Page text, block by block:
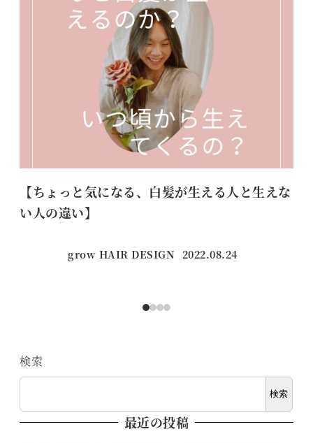
【ちょっと気になる、白髪が生える人と生えな
い人の違い】
grow HAIR DESIGN 投稿日
2022.08.24
検索
検索
最近の投稿